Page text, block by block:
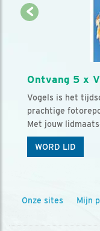
Ontvang 5 x
Vogels is het
prachtige
Met jouw
WORD LID
Onze sites Mijn